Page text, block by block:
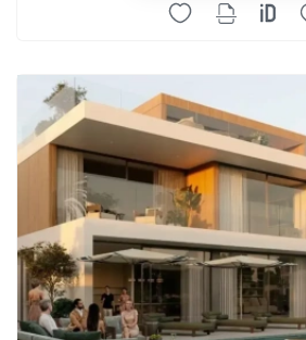
Purvanchal Real Estate
Qube Development
R.Evolution
Rabdan Developments
Radiant Enterprises
RAK Properties
Range Developments
Rashed Aljabri Real Estate Development LLC